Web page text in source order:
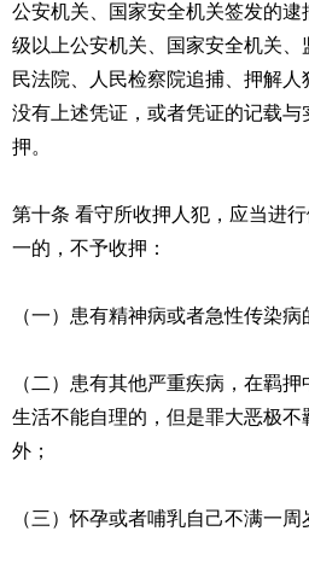
公安机关、国家安全机关签发的
级以上公安机关、国家安全机关、
民法院、人民检察院追捕、押解人
没有上述凭证，或者凭证的记载
押。
第十条 看守所收押人犯，应当进
一的，不予收押：
（一）患有精神病或者急性传染病
（二）患有其他严重疾病，在羁
生活不能自理的，但是罪大恶极
外；
（三）怀孕或者哺乳自己不满一周